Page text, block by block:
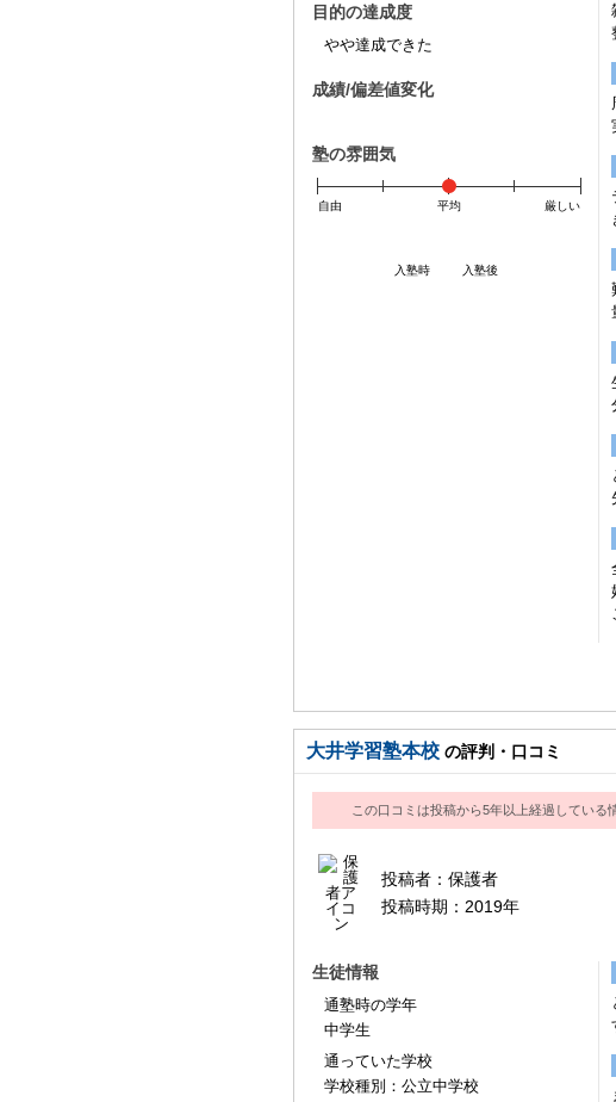
目的の達成度
やや達成できた
成績/偏差値変化
入塾時 入塾後
塾の雰囲気
自由 平均 厳しい
大井学習塾本校 の評判・口コミ
この口コミは投稿から5年以上経過している
投稿者： 保護者
投稿時期： 2019年
生徒情報
通塾時の学年
中学生
通っていた学校
学校種別：公立中学校